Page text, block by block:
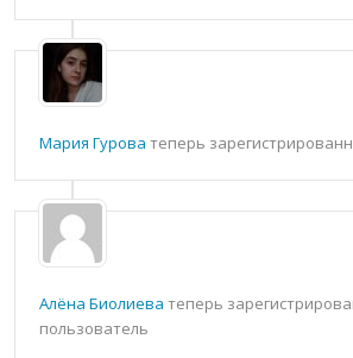
Мария Гурова теперь
Алёна Биолиева теперь
пользователь